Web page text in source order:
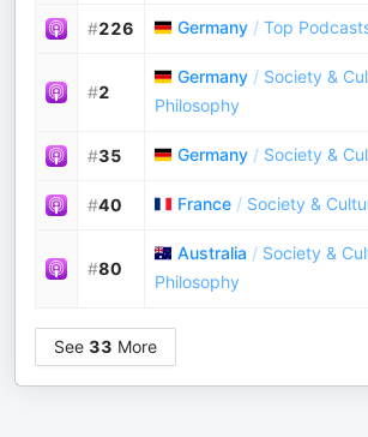
#226 Germany / Top
#2
Germany / Society &
Philosophy
#35 Germany / Society &
#40 France / Society &
#80
Australia / Society &
Philosophy
See 33 More